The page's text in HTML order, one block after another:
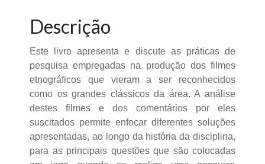
Descrição
Este livro apresenta e discute as práticas de
pesquisa empregadas na produção dos filmes
etnográficos que vieram a ser reconhecidos
como os grandes clássicos da área. A análise
destes filmes e dos comentários por eles
suscitados permite enfocar diferentes soluções
apresentadas, ao longo da história da disciplina,
para as principais questões que são colocadas